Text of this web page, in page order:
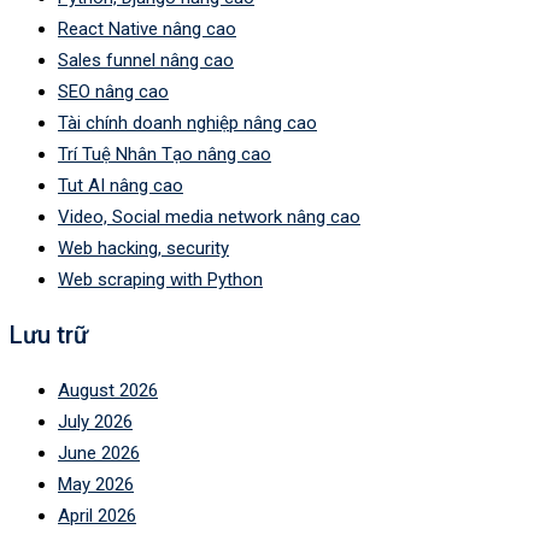
React Native nâng cao
Sales funnel nâng cao
SEO nâng cao
Tài chính doanh nghiệp nâng cao
Trí Tuệ Nhân Tạo nâng cao
Tut AI nâng cao
Video, Social media network nâng cao
Web hacking, security
Web scraping with Python
Lưu trữ
August 2026
July 2026
June 2026
May 2026
April 2026